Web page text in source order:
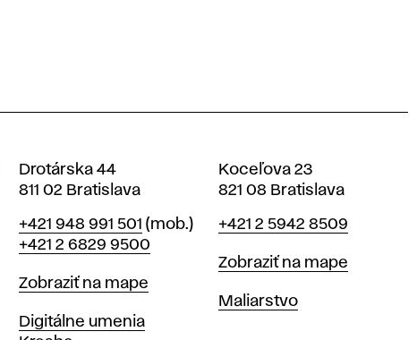
Drotárska 44
811 02 Bratislava
Telefón
+421 948 991 501 (mob.)
+421 2 6829 9500
Mapa
Zobraziť na mape
Katedry
Digitálne umenia
Koceľova 23
821 08 Bratislava
Telefón
+421 2 5942 8509
Mapa
Zobraziť na mape
Katedry
Maliarstvo